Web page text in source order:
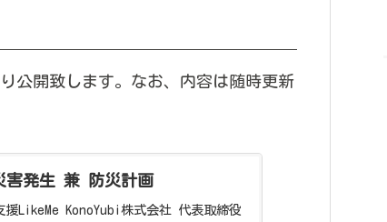
公開致します。なお、内容は随時更新
害発生 兼 防災計画
援LikeMe KonoYubi株式会社 代表取締役